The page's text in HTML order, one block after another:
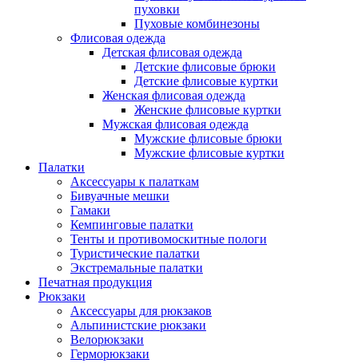
пуховки
Пуховые комбинезоны
Флисовая одежда
Детская флисовая одежда
Детские флисовые брюки
Детские флисовые куртки
Женская флисовая одежда
Женские флисовые куртки
Мужская флисовая одежда
Мужские флисовые брюки
Мужские флисовые куртки
Палатки
Аксессуары к палаткам
Бивуачные мешки
Гамаки
Кемпинговые палатки
Тенты и противомоскитные пологи
Туристические палатки
Экстремальные палатки
Печатная продукция
Рюкзаки
Аксессуары для рюкзаков
Альпинистские рюкзаки
Велорюкзаки
Герморюкзаки